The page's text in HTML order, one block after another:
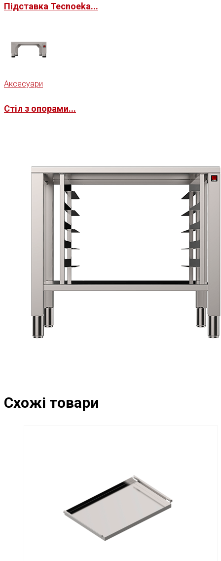
Підставка Tecnoeka...
Аксесуари
Стіл з опорами...
Схожі товари